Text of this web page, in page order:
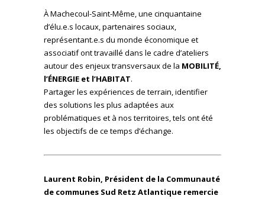
À Machecoul-Saint-Même, une cinquantaine
d’élu.e.s locaux, partenaires sociaux,
représentant.e.s du monde économique et
associatif ont travaillé dans le cadre d’ateliers
autour des enjeux transversaux de la MOBILITÉ,
l’ÉNERGIE et l’HABITAT.
Partager les expériences de terrain, identifier
des solutions les plus adaptées aux
problématiques et à nos territoires, tels ont été
les objectifs de ce temps d’échange.
Laurent Robin, Président de la Communauté
de communes Sud Retz Atlantique remercie